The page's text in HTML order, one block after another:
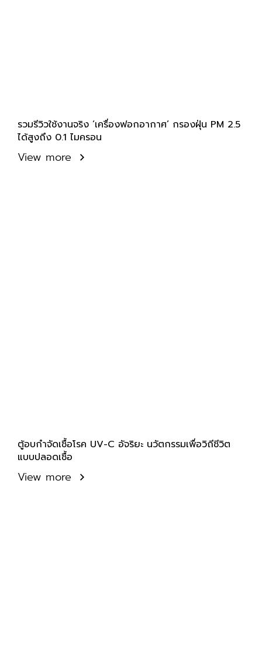
รวมรีวิวใช้งานจริง ‘เครื่องฟอกอากาศ’ กรองฝุ่น PM 2.5
ได้สูงถึง 0.1 ไมครอน
View more
ตู้อบกำจัดเชื้อโรค UV-C อัจริยะ นวัตกรรมเพื่อวิถีชีวิต
แบบปลอดเชื้อ
View more